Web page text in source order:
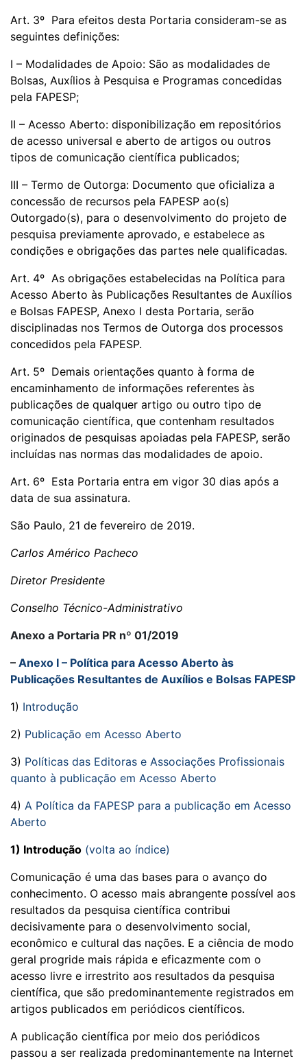
Art. 3º Para efeitos desta Portaria consideram-se as
seguintes definições:
I – Modalidades de Apoio: São as modalidades de
Bolsas, Auxílios à Pesquisa e Programas concedidas
pela FAPESP;
II – Acesso Aberto: disponibilização em repositórios
de acesso universal e aberto de artigos ou outros
tipos de comunicação científica publicados;
III – Termo de Outorga: Documento que oficializa a
concessão de recursos pela FAPESP ao(s)
Outorgado(s), para o desenvolvimento do projeto de
pesquisa previamente aprovado, e estabelece as
condições e obrigações das partes nele qualificadas.
Art. 4º As obrigações estabelecidas na Política para
Acesso Aberto às Publicações Resultantes de Auxílios
e Bolsas FAPESP, Anexo I desta Portaria, serão
disciplinadas nos Termos de Outorga dos processos
concedidos pela FAPESP.
Art. 5º Demais orientações quanto à forma de
encaminhamento de informações referentes às
publicações de qualquer artigo ou outro tipo de
comunicação científica, que contenham resultados
originados de pesquisas apoiadas pela FAPESP, serão
incluídas nas normas das modalidades de apoio.
Art. 6º Esta Portaria entra em vigor 30 dias após a
data de sua assinatura.
São Paulo, 21 de fevereiro de 2019.
Carlos Américo Pacheco
Diretor Presidente
Conselho Técnico-Administrativo
Anexo a Portaria PR nº 01/2019
– Anexo I – Política para Acesso Aberto às
Publicações Resultantes de Auxílios e Bolsas FAPESP
1) Introdução
2) Publicação em Acesso Aberto
3) Políticas das Editoras e Associações Profissionais
quanto à publicação em Acesso Aberto
4) A Política da FAPESP para a publicação em Acesso
Aberto
1) Introdução (volta ao índice)
Comunicação é uma das bases para o avanço do
conhecimento. O acesso mais abrangente possível aos
resultados da pesquisa científica contribui
decisivamente para o desenvolvimento social,
econômico e cultural das nações. E a ciência de modo
geral progride mais rápida e eficazmente com o
acesso livre e irrestrito aos resultados da pesquisa
científica, que são predominantemente registrados em
artigos publicados em periódicos científicos.
A publicação científica por meio dos periódicos
passou a ser realizada predominantemente na Internet